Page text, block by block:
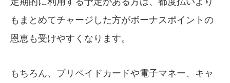
もまとめてチャージした方がボーナスポイントの
恩恵も受けやすくなります。
もちろん、プリペイドカードや電子マネー、キャ